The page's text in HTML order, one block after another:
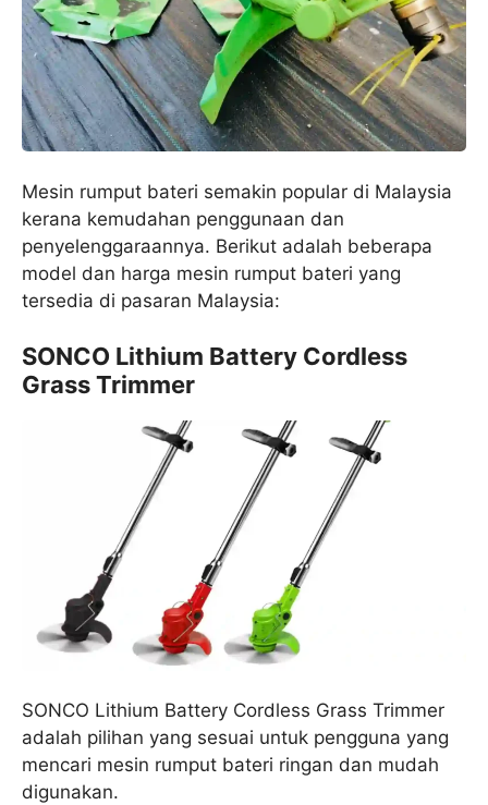
Mesin rumput bateri semakin popular di Malaysia
kerana kemudahan penggunaan dan
penyelenggaraannya. Berikut adalah beberapa
model dan harga mesin rumput bateri yang
tersedia di pasaran Malaysia:
SONCO Lithium Battery Cordless
Grass Trimmer
SONCO Lithium Battery Cordless Grass Trimmer
adalah pilihan yang sesuai untuk pengguna yang
mencari mesin rumput bateri ringan dan mudah
digunakan.